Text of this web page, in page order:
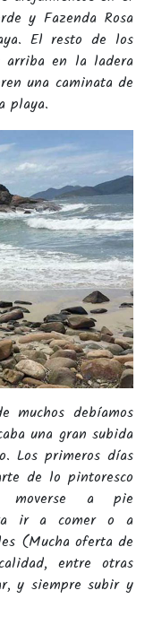
y Fazenda Rosa
El resto de los
arriba en la ladera
una caminata de
playa.
muchos debíamos
una gran subida
Los primeros días
de lo pintoresco
a pie
ir a comer o a
(Mucha oferta de
entre otras
y siempre subir y